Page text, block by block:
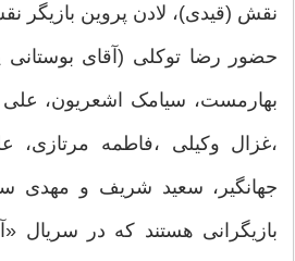
نقش (قیدی)، لادن پروین بازیگر
حضور رضا توکلی (آقای بوستانی
بهارمست، سیامک اشعریون،
،غزال وکیلی ،فاطمه مرتازی،
جهانگیر، سعید شریف و مهدی
بازیگرانی هستند که در سریال